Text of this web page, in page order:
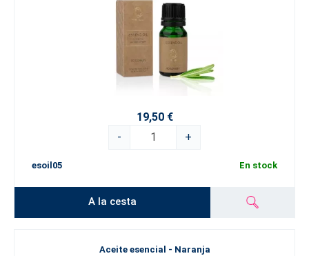
19,50 €
-
+
esoil05 En stock
A la cesta
Aceite esencial - Naranja